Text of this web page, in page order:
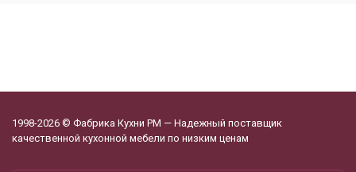
1998-2026 © Фабрика Кухни РМ — Надежный поставщик
качественной кухонной мебели по низким ценам